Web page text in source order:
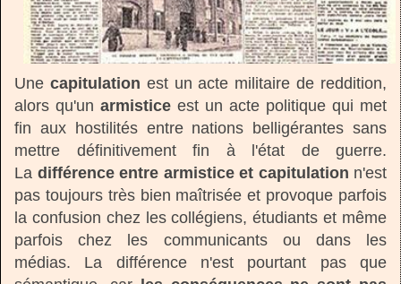
Une capitulation est un acte militaire de reddition,
alors qu'un armistice est un acte politique qui met
fin aux hostilités entre nations belligérantes sans
mettre définitivement fin à l'état de guerre.
La différence entre armistice et capitulation n'est
pas toujours très bien maîtrisée et provoque parfois
la confusion chez les collégiens, étudiants et même
parfois chez les communicants ou dans les
médias. La différence n'est pourtant pas que